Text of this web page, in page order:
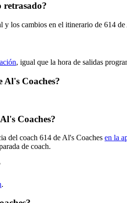
retrasado?
y los cambios en el itinerario de 614
, igual que la hora de salidas
Al's Coaches?
Coaches?
del coach 614 de Al's Coaches en la
de coach.
.